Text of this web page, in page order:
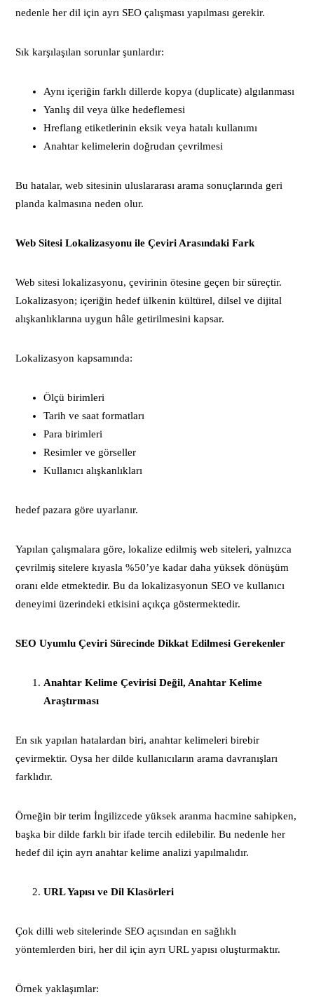
nedenle her dil için ayrı SEO çalışması yapılması gerekir.
Sık karşılaşılan sorunlar şunlardır:
Aynı içeriğin farklı dillerde kopya (duplicate) algılanması
Yanlış dil veya ülke hedeflemesi
Hreflang etiketlerinin eksik veya hatalı kullanımı
Anahtar kelimelerin doğrudan çevrilmesi
Bu hatalar, web sitesinin uluslararası arama sonuçlarında geri
planda kalmasına neden olur.
Web Sitesi Lokalizasyonu ile Çeviri Arasındaki Fark
Web sitesi lokalizasyonu, çevirinin ötesine geçen bir süreçtir.
Lokalizasyon; içeriğin hedef ülkenin kültürel, dilsel ve dijital
alışkanlıklarına uygun hâle getirilmesini kapsar.
Lokalizasyon kapsamında:
Ölçü birimleri
Tarih ve saat formatları
Para birimleri
Resimler ve görseller
Kullanıcı alışkanlıkları
hedef pazara göre uyarlanır.
Yapılan çalışmalara göre, lokalize edilmiş web siteleri, yalnızca
çevrilmiş sitelere kıyasla %50’ye kadar daha yüksek dönüşüm
oranı elde etmektedir. Bu da lokalizasyonun SEO ve kullanıcı
deneyimi üzerindeki etkisini açıkça göstermektedir.
SEO Uyumlu Çeviri Sürecinde Dikkat Edilmesi Gerekenler
Anahtar Kelime Çevirisi Değil, Anahtar Kelime
Araştırması
En sık yapılan hatalardan biri, anahtar kelimeleri birebir
çevirmektir. Oysa her dilde kullanıcıların arama davranışları
farklıdır.
Örneğin bir terim İngilizcede yüksek aranma hacmine sahipken,
başka bir dilde farklı bir ifade tercih edilebilir. Bu nedenle her
hedef dil için ayrı anahtar kelime analizi yapılmalıdır.
URL Yapısı ve Dil Klasörleri
Çok dilli web sitelerinde SEO açısından en sağlıklı
yöntemlerden biri, her dil için ayrı URL yapısı oluşturmaktır.
Örnek yaklaşımlar: